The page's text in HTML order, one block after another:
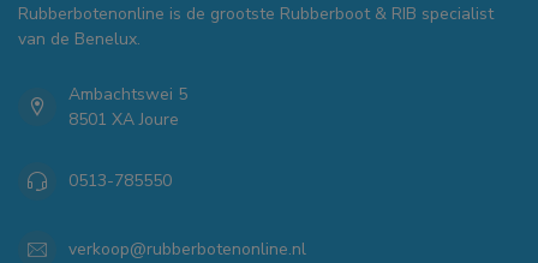
Rubberbotenonline is de grootste Rubberboot & RIB specialist
van de Benelux.
Ambachtswei 5
8501 XA Joure
0513-785550
verkoop@rubberbotenonline.nl